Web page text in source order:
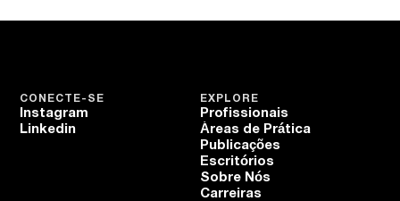
EXPLORE
Profissionais
Áreas de Prática
Publicações
Escritórios
Sobre Nós
Carreiras
CONECTE-SE
Instagram
Linkedin